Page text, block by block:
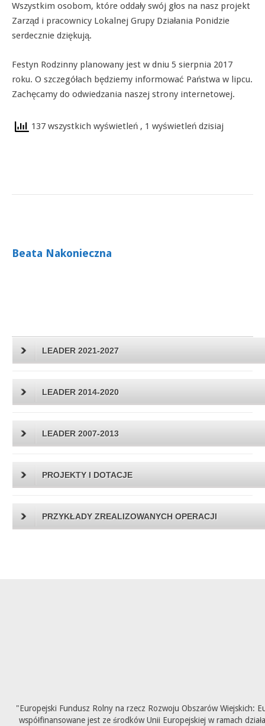
Wszystkim osobom, które oddały swój głos na nasz projekt
Zarząd i pracownicy Lokalnej Grupy Działania Ponidzie
serdecznie dziękują.
Festyn Rodzinny planowany jest w dniu 5 sierpnia 2017
roku. O szczegółach będziemy informować Państwa w lipcu.
Zachęcamy do odwiedzania naszej strony internetowej.
137 wszystkich wyświetleń , 1 wyświetleń dzisiaj
Beata Nakonieczna
LEADER 2021-2027
LEADER 2014-2020
LEADER 2007-2013
PROJEKTY I DOTACJE
PRZYKŁADY ZREALIZOWANYCH OPERACJI
"Europejski Fundusz Rolny na rzecz Rozwoju Obszarów Wiejskich:
współfinansowane jest ze środków Unii Europejskiej w ramach